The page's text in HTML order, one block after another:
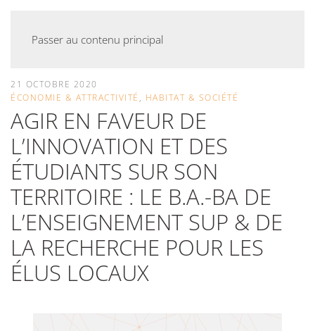
Passer au contenu principal
21 OCTOBRE 2020
ÉCONOMIE & ATTRACTIVITÉ , HABITAT & SOCIÉTÉ
AGIR EN FAVEUR DE
L’INNOVATION ET DES
ÉTUDIANTS SUR SON
TERRITOIRE : LE B.A.-BA DE
L’ENSEIGNEMENT SUP & DE
LA RECHERCHE POUR LES
ÉLUS LOCAUX